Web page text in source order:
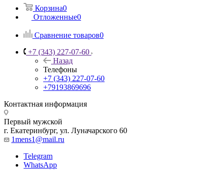
Корзина0
Отложенные0
Сравнение товаров0
+7 (343) 227-07-60
Назад
Телефоны
+7 (343) 227-07-60
+79193869696
Контактная информация
Первый мужской
г. Екатеринбург, ул. Луначарского 60
1mens1@mail.ru
Telegram
WhatsApp